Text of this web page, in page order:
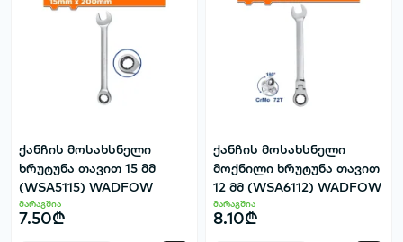
ქანჩის მოსახსნელი
ხრუტუნა თავით 15 მმ
(WSA5115) WADFOW
მარაგშია
7.50₾
ქანჩის მოსახსნელი
მოქნილი ხრუტუნა თავით
12 მმ (WSA6112) WADFOW
მარაგშია
8.10₾